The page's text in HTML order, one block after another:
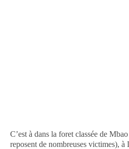
C’est à dans la foret classée de
reposent de nombreuses victimes), à